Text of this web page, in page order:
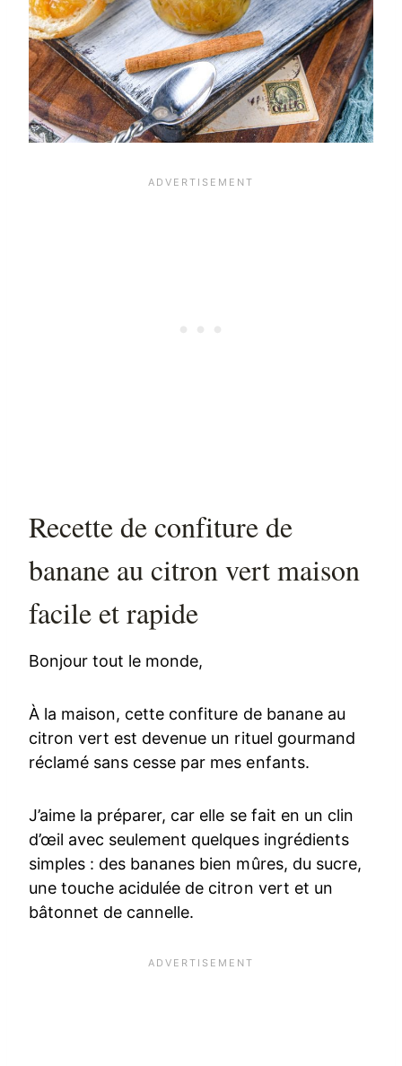
Recette de confiture de
banane au citron vert maison
facile et rapide
Bonjour tout le monde,
À la maison, cette confiture de banane au
citron vert est devenue un rituel gourmand
réclamé sans cesse par mes enfants.
J’aime la préparer, car elle se fait en un clin
d’œil avec seulement quelques ingrédients
simples : des bananes bien mûres, du sucre,
une touche acidulée de citron vert et un
bâtonnet de cannelle.